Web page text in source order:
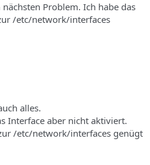
Problem. Ich habe das
/etc/network/interfaces
alles.
Interface aber nicht aktiviert.
/etc/network/interfaces genügt